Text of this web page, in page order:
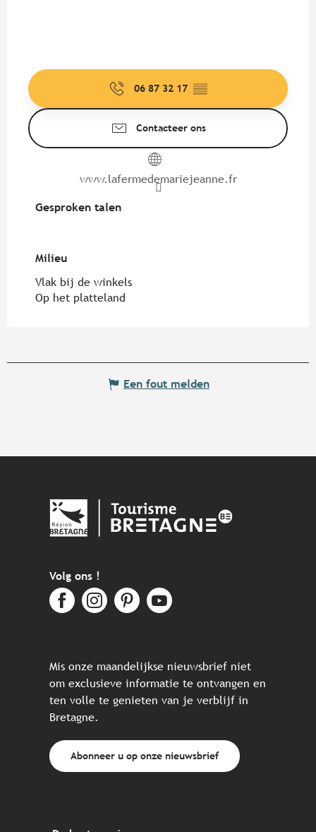
06 87 32 17 ▒▒
Contacteer ons
www.lafermedemariejeanne.fr
Gesproken talen
Gesproken talen
Milieu
Milieu
Vlak bij de winkels
Op het platteland
Een fout melden
Volg ons !
Mis onze maandelijkse nieuwsbrief niet
om exclusieve informatie te ontvangen en
ten volle te genieten van je verblijf in
Bretagne.
Abonneer u op onze nieuwsbrief